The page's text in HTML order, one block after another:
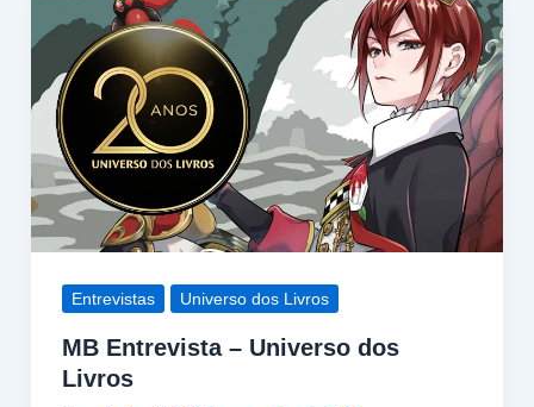
Entrevistas Universo dos Livros
MB Entrevista – Universo dos
Livros